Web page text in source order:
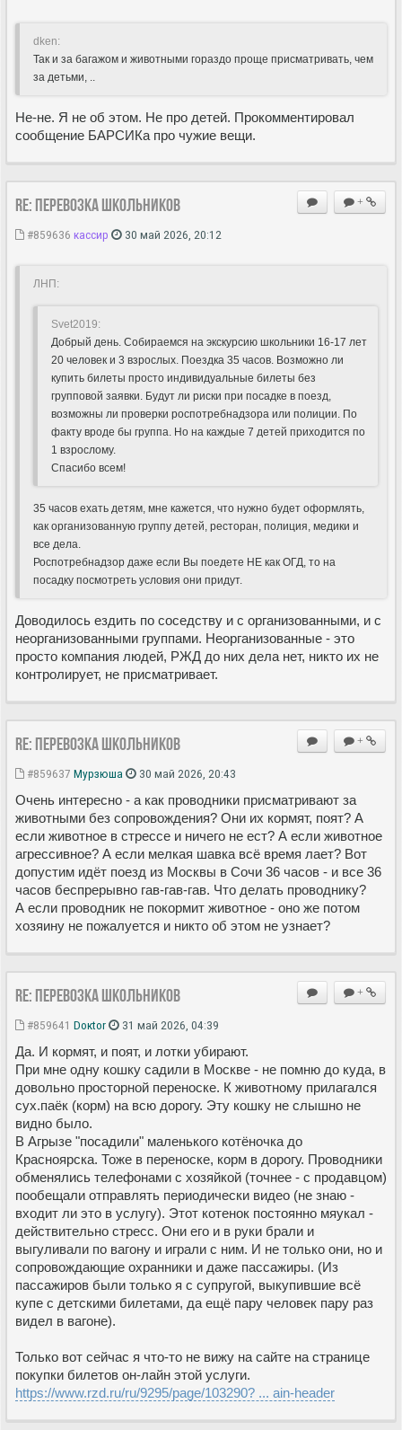
dken:
Так и за багажом и животными гораздо проще присматривать, чем
за детьми, ..
Не-не. Я не об этом. Не про детей. Прокомментировал
сообщение БАРСИКа про чужие вещи.
+
Re: Перевозка школьников
#859636 кассир 30 май 2026, 20:12
ЛНП:
Svet2019:
Добрый день. Собираемся на экскурсию школьники 16-17 лет
20 человек и 3 взрослых. Поездка 35 часов. Возможно ли
купить билеты просто индивидуальные билеты без
групповой заявки. Будут ли риски при посадке в поезд,
возможны ли проверки роспотребнадзора или полиции. По
факту вроде бы группа. Но на каждые 7 детей приходится по
1 взрослому.
Спасибо всем!
35 часов ехать детям, мне кажется, что нужно будет оформлять,
как организованную группу детей, ресторан, полиция, медики и
все дела.
Роспотребнадзор даже если Вы поедете НЕ как ОГД, то на
посадку посмотреть условия они придут.
Доводилось ездить по соседству и с организованными, и с
неорганизованными группами. Неорганизованные - это
просто компания людей, РЖД до них дела нет, никто их не
контролирует, не присматривает.
+
Re: Перевозка школьников
#859637 Мурзюша 30 май 2026, 20:43
Очень интересно - а как проводники присматривают за
животными без сопровождения? Они их кормят, поят? А
если животное в стрессе и ничего не ест? А если животное
агрессивное? А если мелкая шавка всё время лает? Вот
допустим идёт поезд из Москвы в Сочи 36 часов - и все 36
часов беспрерывно гав-гав-гав. Что делать проводнику?
А если проводник не покормит животное - оно же потом
хозяину не пожалуется и никто об этом не узнает?
+
Re: Перевозка школьников
#859641 Doкtor 31 май 2026, 04:39
Да. И кормят, и поят, и лотки убирают.
При мне одну кошку садили в Москве - не помню до куда, в
довольно просторной переноске. К животному прилагался
сух.паёк (корм) на всю дорогу. Эту кошку не слышно не
видно было.
В Агрызе "посадили" маленького котёночка до
Красноярска. Тоже в переноске, корм в дорогу. Проводники
обменялись телефонами с хозяйкой (точнее - с продавцом)
пообещали отправлять периодически видео (не знаю -
входит ли это в услугу). Этот котенок постоянно мяукал -
действительно стресс. Они его и в руки брали и
выгуливали по вагону и играли с ним. И не только они, но и
сопровождающие охранники и даже пассажиры. (Из
пассажиров были только я с супругой, выкупившие всё
купе с детскими билетами, да ещё пару человек пару раз
видел в вагоне).
Только вот сейчас я что-то не вижу на сайте на странице
покупки билетов он-лайн этой услуги.
https://www.rzd.ru/ru/9295/page/103290? ... ain-header